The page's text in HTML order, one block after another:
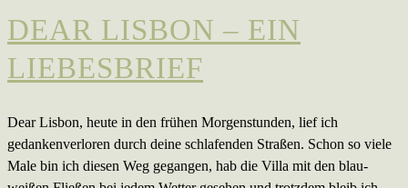
DEAR LISBON – EIN
LIEBESBRIEF
Dear Lisbon, heute in den frühen Morgenstunden, lief ich
gedankenverloren durch deine schlafenden Straßen. Schon so viele
Male bin ich diesen Weg gegangen, hab die Villa mit den blau-